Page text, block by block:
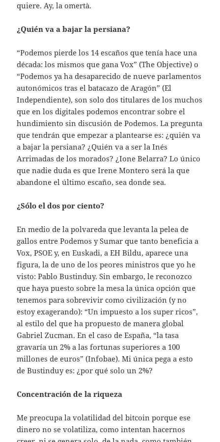
quiere. Ay, la omertà.
¿Quién va a bajar la persiana?
“Podemos pierde los 14 escaños que tenía hace una
década: los mismos que gana Vox” (The Objective) o
“Podemos ya ha desaparecido de nueve parlamentos
autonómicos tras el batacazo de Aragón” (El
Independiente), son solo dos titulares de los muchos
que en los digitales podemos encontrar sobre el
hundimiento sin discusión de Podemos. La pregunta
que tendrán que empezar a plantearse es: ¿quién va
a bajar la persiana? ¿Quién va a ser la Inés
Arrimadas de los morados? ¿Ione Belarra? Lo único
que nadie duda es que Irene Montero será la que
abandone el último escaño, sea donde sea.
¿Sólo el dos por ciento?
En medio de la polvareda que levanta la pelea de
gallos entre Podemos y Sumar que tanto beneficia a
Vox, PSOE y, en Euskadi, a EH Bildu, aparece una
figura, la de uno de los peores ministros que yo he
visto: Pablo Bustinduy. Sin embargo, le reconozco
que haya puesto sobre la mesa la única opción que
tenemos para sobrevivir como civilización (y no
estoy exagerando): “Un impuesto a los super ricos”,
al estilo del que ha propuesto de manera global
Gabriel Zucman. En el caso de España, “la tasa
gravaría un 2% a las fortunas superiores a 100
millones de euros” (Infobae). Mi única pega a esto
de Bustinduy es: ¿por qué solo un 2%?
Concentración de la riqueza
Me preocupa la volatilidad del bitcoin porque ese
dinero no se volatiliza, como intentan hacernos